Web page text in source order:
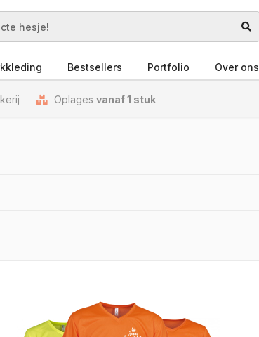
Bestsellers Portfolio Over ons
Oplages vanaf 1 stuk